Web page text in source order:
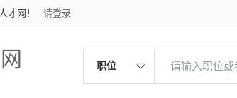
才网！ 请登录
职位